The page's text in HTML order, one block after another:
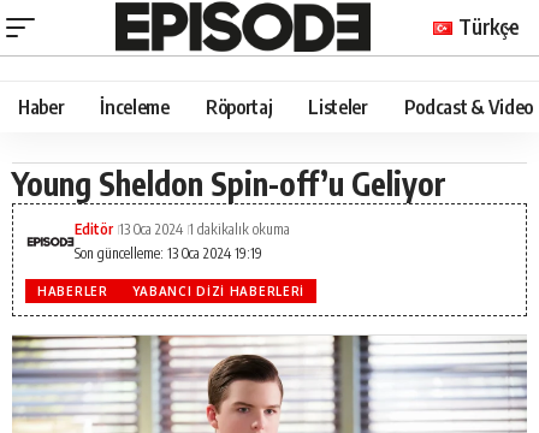
Türkçe
Haber İnceleme Röportaj Listeler Podcast & Video
Young Sheldon Spin-off’u Geliyor
Son güncelleme: 13 Oca 2024 19:19
Editör 13 Oca 2024 1 dakikalık okuma
HABERLER YABANCI DIZI HABERLERI